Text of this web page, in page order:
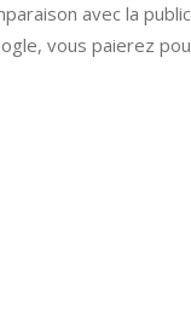
avec la
vous paierez